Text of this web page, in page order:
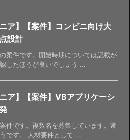
ニア】【案件】コンビニ向け大
設計
案件です。開始時期については記載が
したほうが良いでしょう ...
ニア】【案件】VBアプリケーシ
件です。複数名を募集しています。常
です。 人材要件として ...